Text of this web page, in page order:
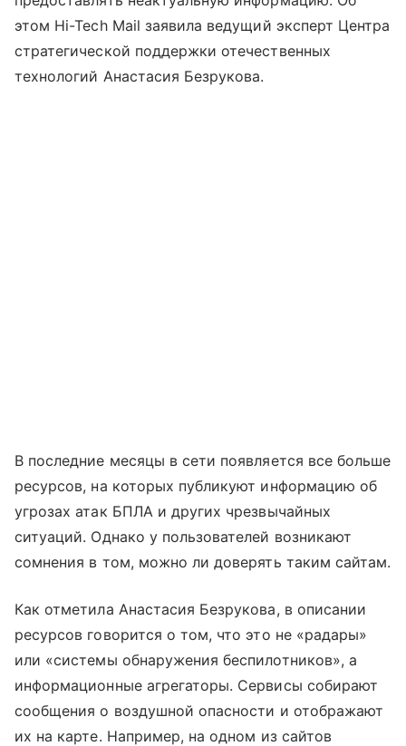
этом Hi-Tech Mail заявила ведущий эксперт Центра
стратегической поддержки отечественных
технологий Анастасия Безрукова.
В последние месяцы в сети появляется все больше
ресурсов, на которых публикуют информацию об
угрозах атак БПЛА и других чрезвычайных
ситуаций. Однако у пользователей возникают
сомнения в том, можно ли доверять таким сайтам.
Как отметила Анастасия Безрукова, в описании
ресурсов говорится о том, что это не «радары»
или «системы обнаружения беспилотников», а
информационные агрегаторы. Сервисы собирают
сообщения о воздушной опасности и отображают
их на карте. Например, на одном из сайтов